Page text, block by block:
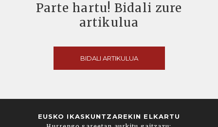
Parte hartu! Bidali zure
artikulua
BIDALI ARTIKULUA
EUSKO IKASKUNTZAREKIN ELKARTU